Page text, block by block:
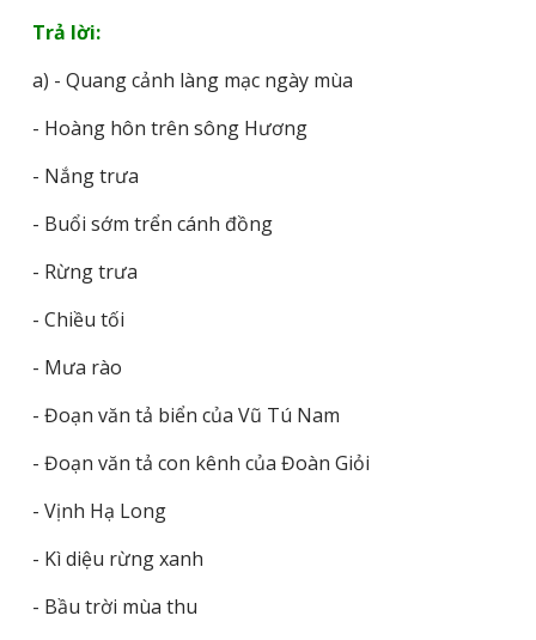
Trả lời:
a) - Quang cảnh làng mạc ngày mùa
- Hoàng hôn trên sông Hương
- Nắng trưa
- Buổi sớm trển cánh đồng
- Rừng trưa
- Chiều tối
- Mưa rào
- Đoạn văn tả biển của Vũ Tú Nam
- Đoạn văn tả con kênh của Đoàn Giỏi
- Vịnh Hạ Long
- Kì diệu rừng xanh
- Bầu trời mùa thu